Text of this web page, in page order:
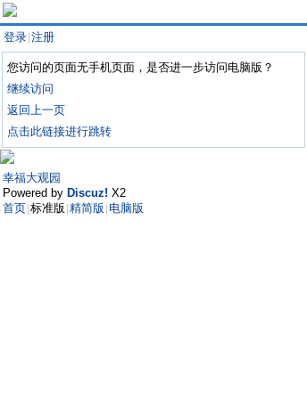
登录 注册
您访问的页面无手机页面，是否进一步访问电脑版？
继续访问
返回上一页
点击此链接进行跳转
幸福大观园
Powered by Discuz! X2
首页 标准版 精简版 电脑版